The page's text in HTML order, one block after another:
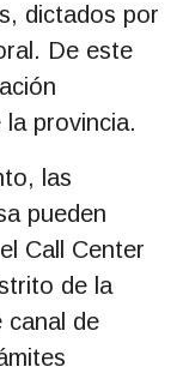
dictados por
De este
la provincia.
las
pueden
Call Center
de la
canal de